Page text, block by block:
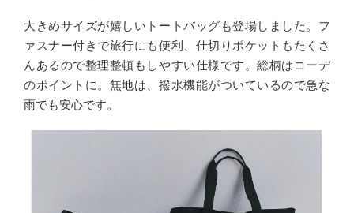
大きめサイズが嬉しいトートバッグも登場しました。フ
ァスナー付きで旅行にも便利、仕切りポケットもたくさ
んあるので整理整頓もしやすい仕様です。総柄はコーデ
のポイントに。無地は、撥水機能がついているので急な
雨でも安心です。